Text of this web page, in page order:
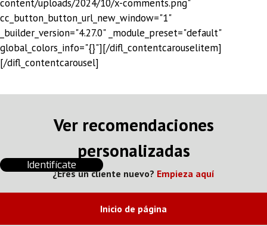
content/uploads/2024/10/x-comments.png"
cc_button_button_url_new_window="1"
_builder_version="4.27.0" _module_preset="default"
global_colors_info="{}"][/difl_contentcarouselitem]
[/difl_contentcarousel]
Ver recomendaciones
personalizadas
Identifícate
¿Eres un cliente nuevo? Empieza aquí
Inicio de página